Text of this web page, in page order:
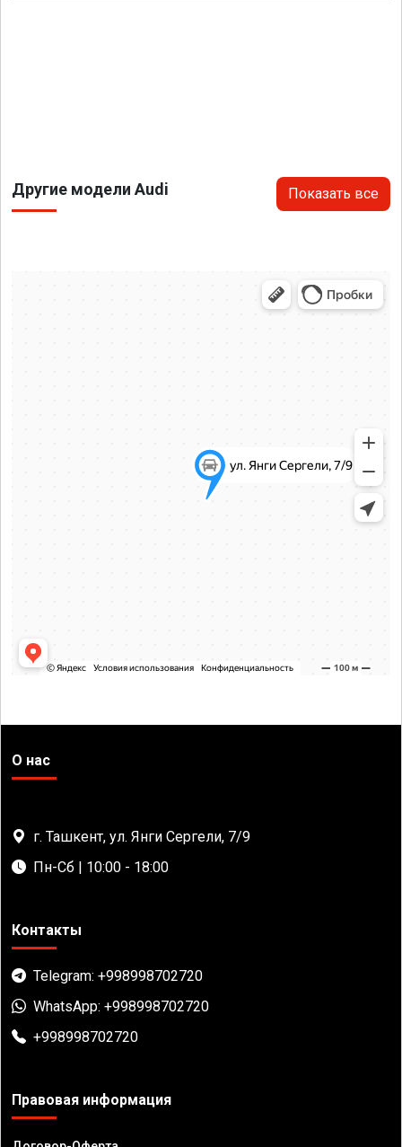
Другие модели Audi Показать все
О нас
г. Ташкент, ул. Янги Сергели, 7/9
Пн-Сб | 10:00 - 18:00
Контакты
Telegram: +998998702720
WhatsApp: +998998702720
+998998702720
Правовая информация